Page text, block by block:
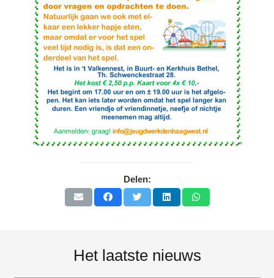
Delen:
Het laatste nieuws